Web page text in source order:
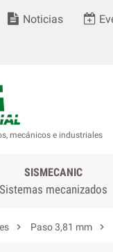
Noticias
mecánicos e industriales
SISMECANIC
Sistemas mecanizados
 Paso 3,81 mm 